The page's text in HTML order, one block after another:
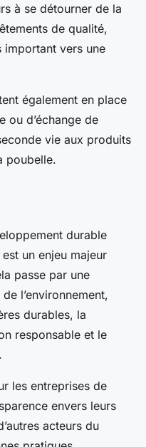
à se détourner de la
de qualité,
important vers une
également en place
ou d’échange de
vie aux produits
poubelle.
durable
un enjeu majeur
passe par une
l’environnement,
durables, la
responsable et le
les entreprises de
envers leurs
acteurs du